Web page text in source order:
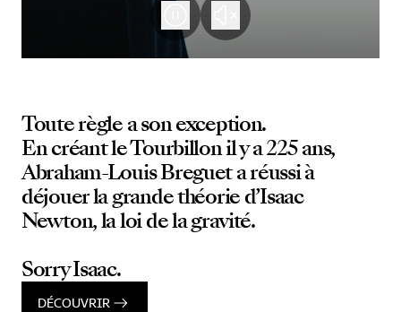
Toute règle a son exception.
En créant le Tourbillon il y a 225 ans,
Abraham-Louis Breguet a réussi à
déjouer la grande théorie d’Isaac
Newton, la loi de la gravité.
Sorry Isaac.
DÉCOUVRIR